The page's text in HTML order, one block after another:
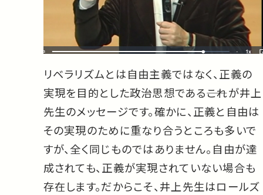
リベラリズムとは自由主義ではなく、正義の
実現を目的とした政治思想である――これが井上
先生のメッセージです。確かに、正義と自由は
その実現のために重なり合うところも多いで
すが、全く同じものではありません。自由が達
成されても、正義が実現されていない場合も
存在します。だからこそ、井上先生はロールズ